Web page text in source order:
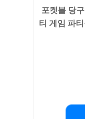
포켓볼 당
티 게임 파